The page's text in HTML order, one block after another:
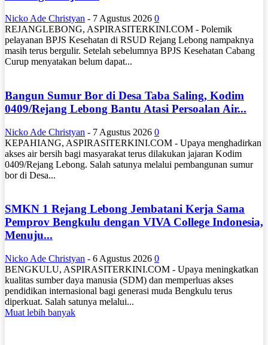
Nicko Ade Christyan - 7 Agustus 2026 0
REJANGLEBONG, ASPIRASITERKINI.COM - Polemik
pelayanan BPJS Kesehatan di RSUD Rejang Lebong nampaknya
masih terus bergulir. Setelah sebelumnya BPJS Kesehatan Cabang
Curup menyatakan belum dapat...
Bangun Sumur Bor di Desa Taba Saling, Kodim
0409/Rejang Lebong Bantu Atasi Persoalan Air...
Nicko Ade Christyan - 7 Agustus 2026 0
KEPAHIANG, ASPIRASITERKINI.COM - Upaya menghadirkan
akses air bersih bagi masyarakat terus dilakukan jajaran Kodim
0409/Rejang Lebong. Salah satunya melalui pembangunan sumur
bor di Desa...
SMKN 1 Rejang Lebong Jembatani Kerja Sama
Pemprov Bengkulu dengan VIVA College Indonesia,
Menuju...
Nicko Ade Christyan - 6 Agustus 2026 0
BENGKULU, ASPIRASITERKINI.COM - Upaya meningkatkan
kualitas sumber daya manusia (SDM) dan memperluas akses
pendidikan internasional bagi generasi muda Bengkulu terus
diperkuat. Salah satunya melalui...
Muat lebih banyak